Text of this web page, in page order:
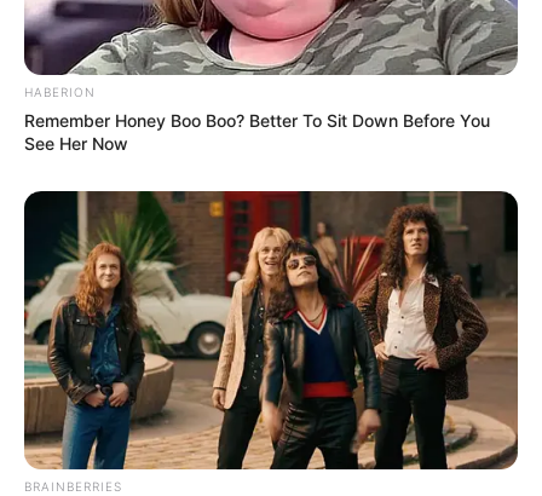
(foto: brightside)
10. Walaupun berperan berbeda gender, pesona
Angelina Jolie dalam film
Salt tak bisa hilang ya
HABERION
Remember Honey Boo Boo? Better To Sit Down Before You
See Her Now
BRAINBERRIES